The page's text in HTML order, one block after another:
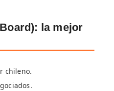
la mejor
chileno.